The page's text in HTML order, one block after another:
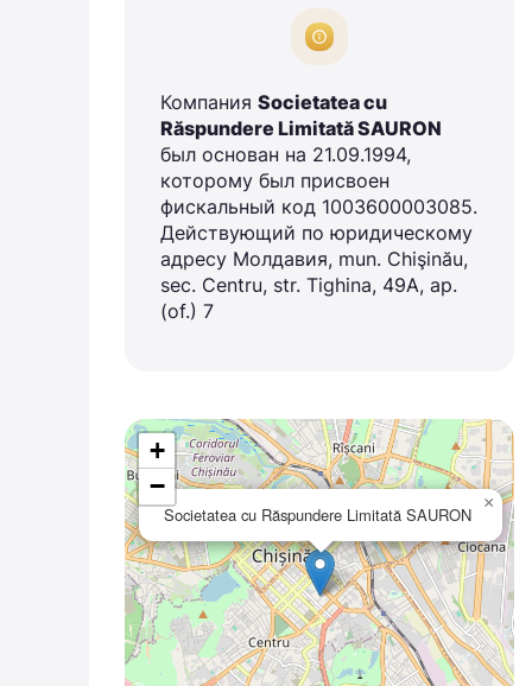
Компания Societatea cu
Răspundere Limitată SAURON
был основан на 21.09.1994,
которому был присвоен
фискальный код 1003600003085.
Действующий по юридическому
адресу Молдавия, mun. Chişinău,
sec. Centru, str. Tighina, 49A, ap.
(of.) 7
Societatea cu Răspundere Limitată SAURON
×
+
−